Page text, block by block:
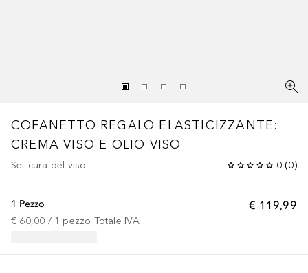
COFANETTO REGALO ELASTICIZZANTE:
CREMA VISO E OLIO VISO
Set cura del viso 0 (0)
€ 119,99
1 Pezzo
€ 60,00 / 1 pezzo Totale IVA